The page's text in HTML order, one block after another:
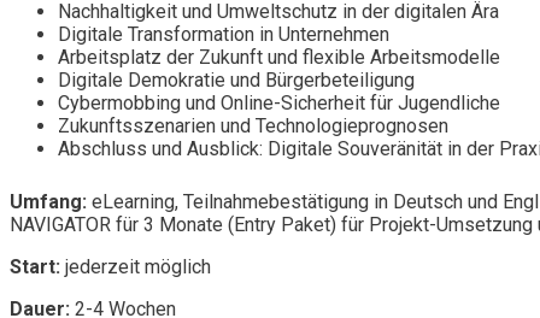
Nachhaltigkeit und Umweltschutz in der digitalen Ära
Digitale Transformation in Unternehmen
Arbeitsplatz der Zukunft und flexible Arbeitsmodelle
Digitale Demokratie und Bürgerbeteiligung
Cybermobbing und Online-Sicherheit für Jugendliche
Zukunftsszenarien und Technologieprognosen
Abschluss und Ausblick: Digitale Souveränität in der
Umfang: eLearning, Teilnahmebestätigung in Deutsch und
NAVIGATOR für 3 Monate (Entry Paket) für Projekt-
Start: jederzeit möglich
Dauer: 2-4 Wochen